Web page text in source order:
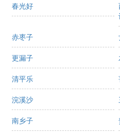
春光好
赤枣子
更漏子
清平乐
浣溪沙
南乡子